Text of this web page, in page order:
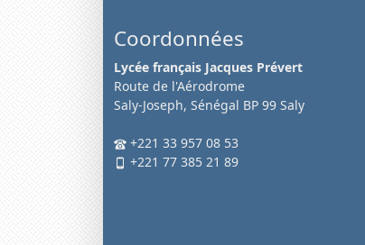
Coordonnées
Lycée français Jacques Prévert
Route de l'Aérodrome
Saly-Joseph, Sénégal BP 99 Saly
+221 33 957 08 53
+221 77 385 21 89